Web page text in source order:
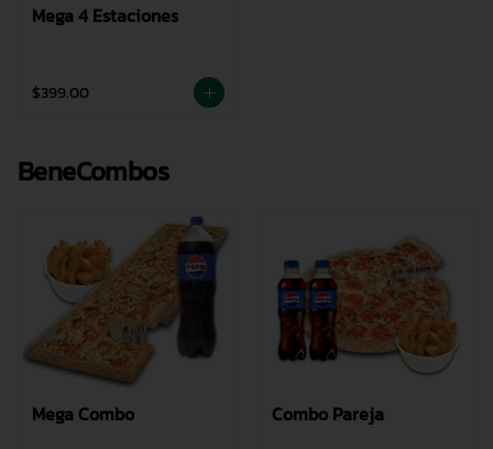
Mega 4 Estaciones
$399.00
BeneCombos
Mega Combo Combo Pareja